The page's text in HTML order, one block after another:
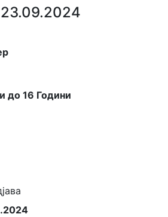
до 16 Години